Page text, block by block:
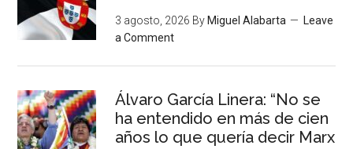
3 agosto, 2026 By Miguel Alabarta
Leave
a Comment
Álvaro García Linera: “No se
ha entendido en más de cien
años lo que quería decir Marx